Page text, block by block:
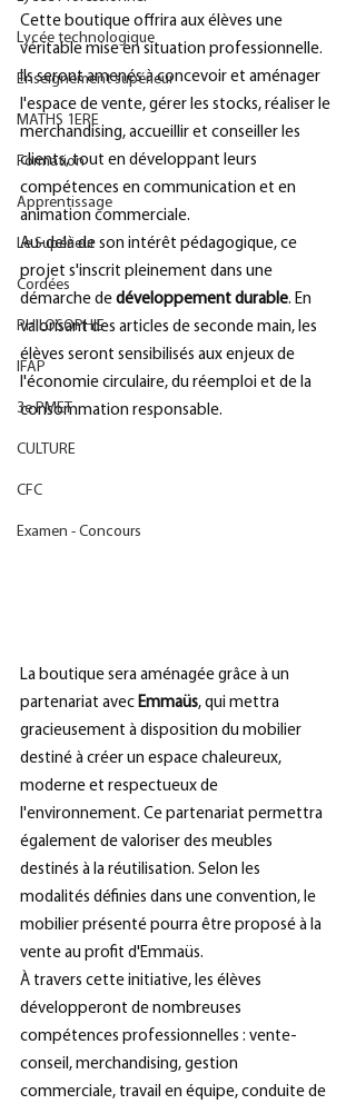
Lycée technologique
Enseignement supérieur
MATHS 1ERE
Formation
Apprentissage
Le Supérieur
Cordées
PHILOSOPHIE
IFAP
3e PMET
CULTURE
CFC
Examen - Concours
Cette boutique offrira aux élèves une
véritable mise en situation professionnelle.
Ils seront amenés à concevoir et aménager
l'espace de vente, gérer les stocks, réaliser le
merchandising, accueillir et conseiller les
clients, tout en développant leurs
compétences en communication et en
animation commerciale.
Au-delà de son intérêt pédagogique, ce
projet s'inscrit pleinement dans une
démarche de développement durable. En
valorisant des articles de seconde main, les
élèves seront sensibilisés aux enjeux de
l'économie circulaire, du réemploi et de la
consommation responsable.
La boutique sera aménagée grâce à un
partenariat avec Emmaüs, qui mettra
gracieusement à disposition du mobilier
destiné à créer un espace chaleureux,
moderne et respectueux de
l'environnement. Ce partenariat permettra
également de valoriser des meubles
destinés à la réutilisation. Selon les
modalités définies dans une convention, le
mobilier présenté pourra être proposé à la
vente au profit d'Emmaüs.
À travers cette initiative, les élèves
développeront de nombreuses
compétences professionnelles : vente-
conseil, merchandising, gestion
commerciale, travail en équipe, conduite de